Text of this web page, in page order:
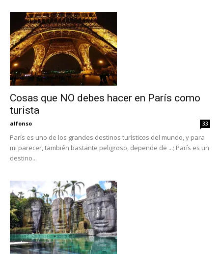
Cosas que NO debes hacer en París como
turista
alfonso 33
París es uno de los grandes destinos turísticos del mundo, y para
mi parecer, también bastante peligroso, depende de ...; París es un
destino...